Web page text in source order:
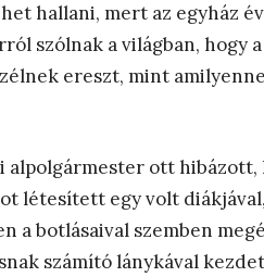
hallani, mert az egyház
szólnak a világban, hogy
ereszt, mint
alpolgármester ott hibázott,
létesített egy volt
a botlásaival szemben
számító lánykával